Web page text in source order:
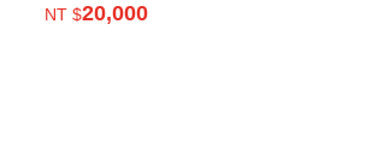
NT $20,000